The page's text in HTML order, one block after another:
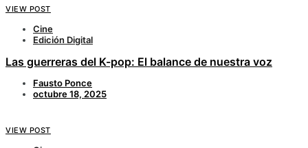
VIEW POST
Cine
Edición Digital
Las guerreras del K-pop: El balance de nuestra voz
Fausto Ponce
octubre 18, 2025
VIEW POST